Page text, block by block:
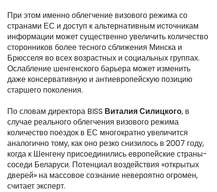
При этом именно облегчение визового режима со
странами ЕС и доступ к альтернативным источникам
информации может существенно увеличить количество
сторонников более тесного сближения Минска и
Брюсселя во всех возрастных и социальных группах.
Ослабление шенгенского барьера может изменить
даже консервативную и антиевропейскую позицию
старшего поколения.
По словам директора BISS Виталия Силицкого, в
случае реального облегчения визового режима
количество поездок в ЕС многократно увеличится
аналогично тому, как оно резко снизилось в 2007 году,
когда к Шенгену присоединились европейские страны-
соседи Беларуси. Потенциал воздействия «открытых
дверей» на массовое сознание невероятно огромен,
считает эксперт.